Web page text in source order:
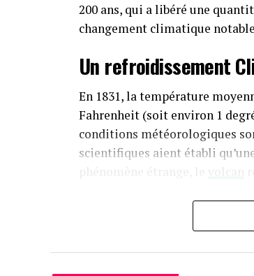
200 ans, qui a libéré une
changement climatique
Un refroidissement
En 1831, la température
Fahrenheit (soit environ 1
conditions météorologiques
scientifiques aient établi
Pistes Découvertes
retrouvées dans des carottes